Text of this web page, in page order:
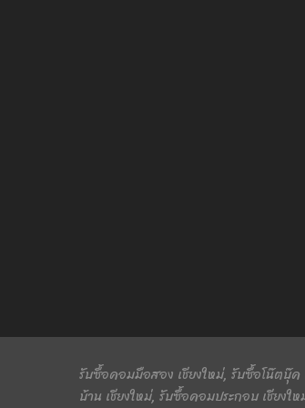
รับซื้อคอมมือสอง เชียงใหม่, รับซื้อโน๊ตบุ๊
บ้าน เชียงใหม่, รับซื้อคอมประกอบ เชียงใ